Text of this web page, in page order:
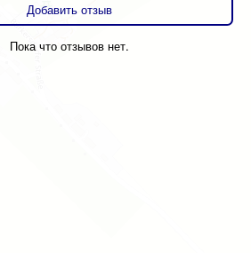
Добавить отзыв
Пока что отзывов нет.